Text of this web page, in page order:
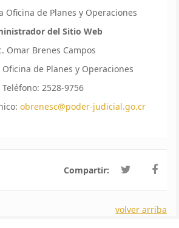
Oficina de Planes y Operaciones
del Sitio Web
Omar Brenes Campos
Oficina de Planes y Operaciones
Teléfono: 2528-9756
obrenesc@poder-judicial.go.cr
Compartir:
volver arriba